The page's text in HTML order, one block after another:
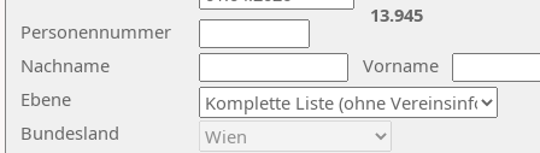
Nachname
Vorname
Ebene
Personennummer
Bundesland
13.945